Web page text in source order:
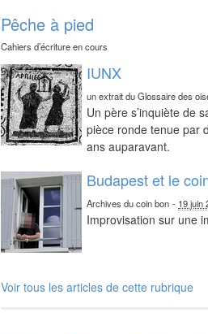
Pêche à pied
Cahiers d’écriture en cours
IUNX
un extrait du Glossaire des
Un père s’inquiète de
pièce ronde tenue par
ans auparavant.
Budapest et le
Archives du coin bon - 19 juin
Improvisation sur une
Voir tous les articles de cette rubrique